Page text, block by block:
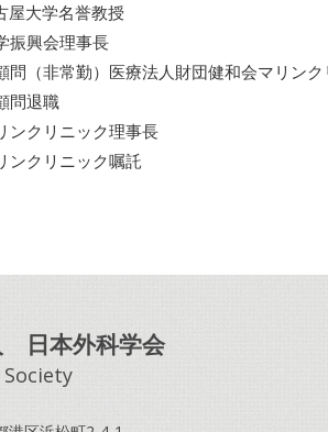
大学名誉教授
興会理事長
非常勤）医療法人財団健和会マリンク
退職
クリニック理事長
クリニック嘱託
日本外科学会
Society